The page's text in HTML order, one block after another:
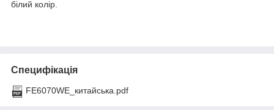
білий колір.
Специфікація
FE6070WE_китайська.pdf